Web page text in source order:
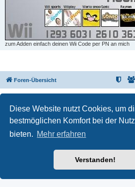
Diese Website nutzt Cookies, um
bestmöglichen Komfort bei der
bieten. Mehr erfahren
Verstanden!
zum Adden einfach deinen Wii Code per PN an mich
Foren-Übersicht
Deutsche Übersetzung durch